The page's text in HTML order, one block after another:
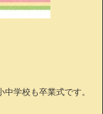
学校も卒業式です。